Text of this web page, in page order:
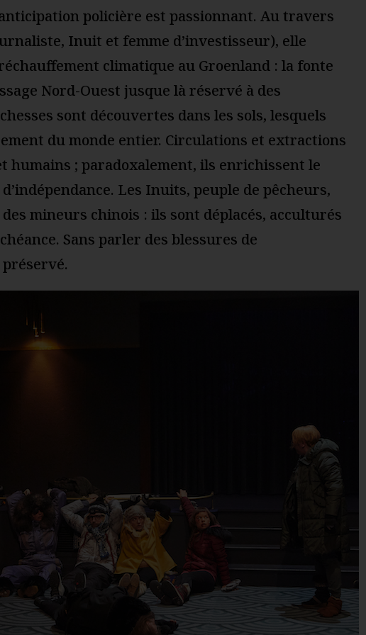
policière est passionnant. Au travers
Inuit et femme d’investisseur), elle
climatique au Groenland : la fonte
Nord-Ouest jusque là réservé à des
sont découvertes dans les sols, lesquels
du monde entier. Circulations et extractions
humains ; paradoxalement, ils enrichissent le
Les Inuits, peuple de pêcheurs,
mineurs chinois : ils sont déplacés, acculturés
Sans parler des blessures de